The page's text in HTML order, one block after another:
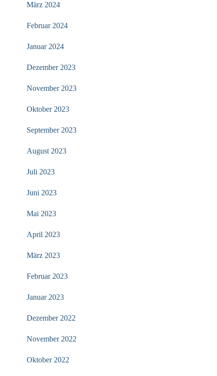
März 2024
Februar 2024
Januar 2024
Dezember 2023
November 2023
Oktober 2023
September 2023
August 2023
Juli 2023
Juni 2023
Mai 2023
April 2023
März 2023
Februar 2023
Januar 2023
Dezember 2022
November 2022
Oktober 2022